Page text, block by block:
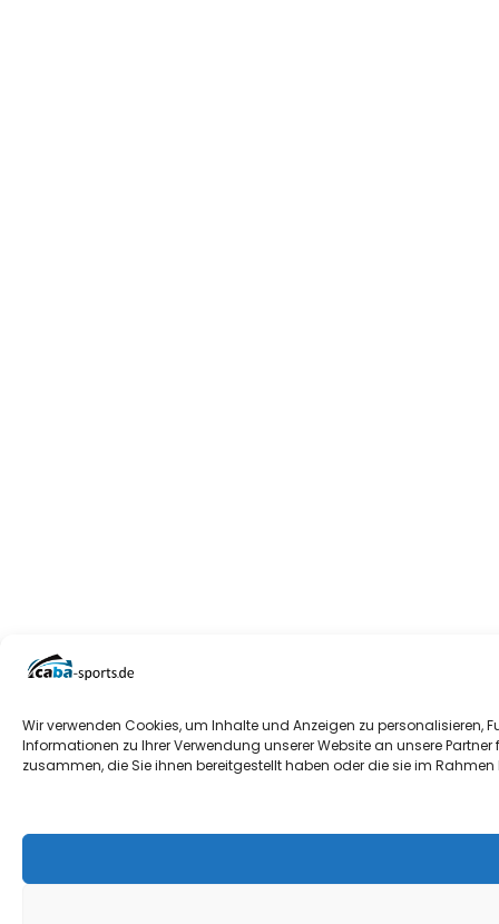
Wir verwenden Cookies, um Inhalte und Anzeigen zu
Informationen zu Ihrer Verwendung unserer Website an unsere
zusammen, die Sie ihnen bereitgestellt haben oder die sie im